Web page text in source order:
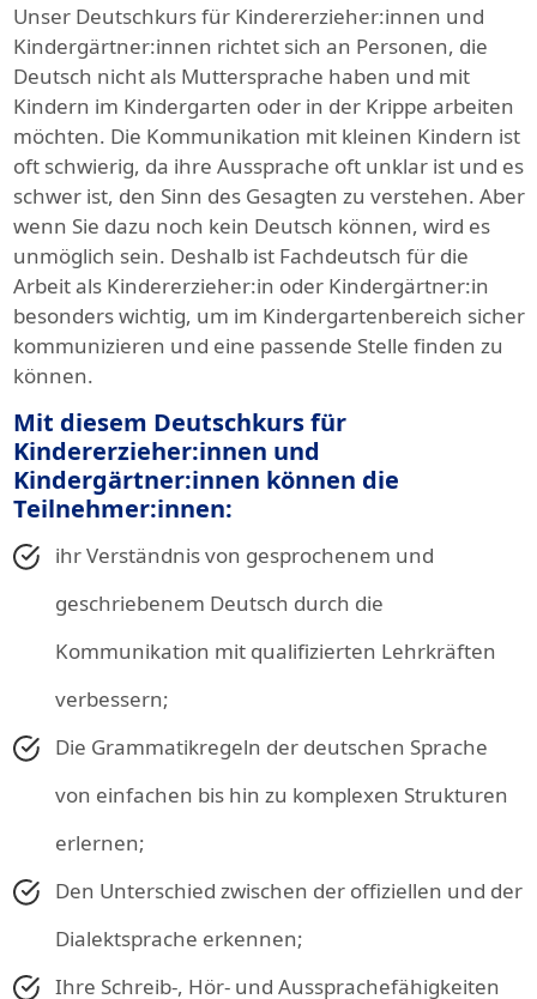
Unser Deutschkurs für Kindererzieher:innen und
Kindergärtner:innen richtet sich an Personen, die
Deutsch nicht als Muttersprache haben und mit
Kindern im Kindergarten oder in der Krippe arbeiten
möchten. Die Kommunikation mit kleinen Kindern ist
oft schwierig, da ihre Aussprache oft unklar ist und es
schwer ist, den Sinn des Gesagten zu verstehen. Aber
wenn Sie dazu noch kein Deutsch können, wird es
unmöglich sein. Deshalb ist Fachdeutsch für die
Arbeit als Kindererzieher:in oder Kindergärtner:in
besonders wichtig, um im Kindergartenbereich sicher
kommunizieren und eine passende Stelle finden zu
können.
Mit diesem Deutschkurs für
Kindererzieher:innen und
Kindergärtner:innen können die
Teilnehmer:innen:
ihr Verständnis von gesprochenem und
geschriebenem Deutsch durch die
Kommunikation mit qualifizierten Lehrkräften
verbessern;
Die Grammatikregeln der deutschen Sprache
von einfachen bis hin zu komplexen Strukturen
erlernen;
Den Unterschied zwischen der offiziellen und der
Dialektsprache erkennen;
Ihre Schreib-, Hör- und Aussprachefähigkeiten